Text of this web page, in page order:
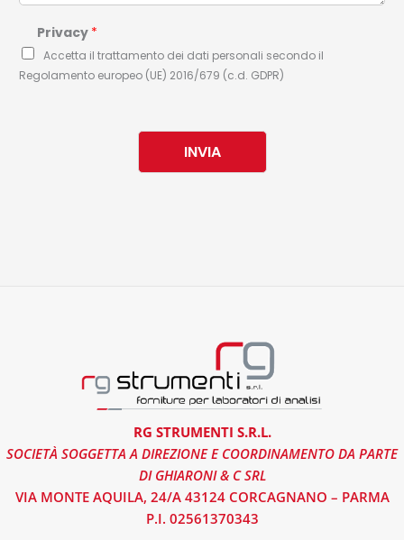
Privacy *
Accetta il trattamento dei dati personali secondo il
Regolamento europeo (UE) 2016/679 (c.d. GDPR)
INVIA
RG STRUMENTI S.R.L.
SOCIETÀ SOGGETTA A DIREZIONE E COORDINAMENTO DA PARTE
DI GHIARONI & C SRL
VIA MONTE AQUILA, 24/A 43124 CORCAGNANO – PARMA
P.I. 02561370343